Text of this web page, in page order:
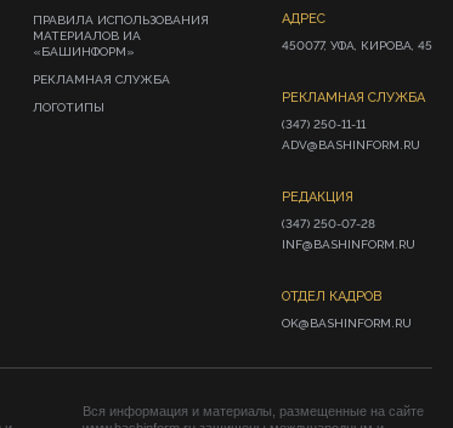
ПРАВИЛА ИСПОЛЬЗОВАНИЯ
МАТЕРИАЛОВ ИА
«БАШИНФОРМ»
РЕКЛАМНАЯ СЛУЖБА
ЛОГОТИПЫ
АДРЕС
450077, УФА, КИРОВА, 45
РЕКЛАМНАЯ СЛУЖБА
(347) 250-11-11
ADV@BASHINFORM.RU
РЕДАКЦИЯ
(347) 250-07-28
INF@BASHINFORM.RU
ОТДЕЛ КАДРОВ
OK@BASHINFORM.RU
Вся информация и материалы, размещенные на сайте